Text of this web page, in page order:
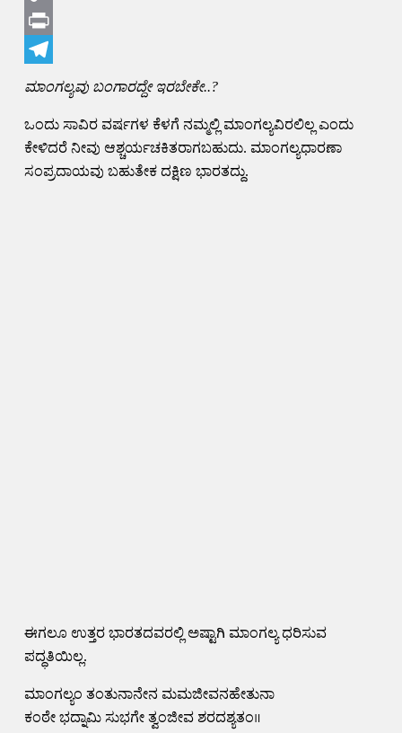
Copy
Link
Print
Telegram
ಮಾಂಗಲ್ಯವು ಬಂಗಾರದ್ದೇ ಇರಬೇಕೇ..?
ಒಂದು ಸಾವಿರ ವರ್ಷಗಳ ಕೆಳಗೆ ನಮ್ಮಲ್ಲಿ ಮಾಂಗಲ್ಯವಿರಲಿಲ್ಲ ಎಂದು
ಕೇಳಿದರೆ ನೀವು ಆಶ್ಚರ್ಯಚಕಿತರಾಗಬಹುದು. ಮಾಂಗಲ್ಯಧಾರಣಾ
ಸಂಪ್ರದಾಯವು ಬಹುತೇಕ ದಕ್ಷಿಣ ಭಾರತದ್ದು.
ಈಗಲೂ ಉತ್ತರ ಭಾರತದವರಲ್ಲಿ ಅಷ್ಟಾಗಿ ಮಾಂಗಲ್ಯ ಧರಿಸುವ
ಪದ್ಧತಿಯಿಲ್ಲ.
ಮಾಂಗಲ್ಯಂ ತಂತುನಾನೇನ ಮಮಜೀವನಹೇತುನಾ
ಕಂಠೇ ಭದ್ನಾಮಿ ಸುಭಗೇ ತ್ವಂಜೀವ ಶರದಶ್ಯತಂ॥